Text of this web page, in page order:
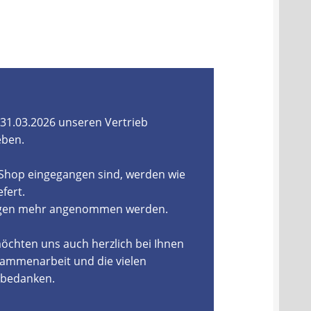
unseren Vertrieb
eingegangen sind, werden wie
mehr angenommen werden.
uns auch herzlich bei Ihnen
und die vielen